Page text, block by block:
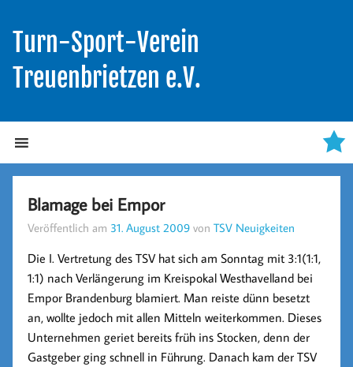
Turn-Sport-Verein
Treuenbrietzen e.V.
Blamage bei Empor
Veröffentlich am 31. August 2009 vonTSV Neuigkeiten
Die I. Vertretung des TSV hat sich am Sonntag mit 3:1(1:1,
1:1) nach Verlängerung im Kreispokal Westhavelland bei
Empor Brandenburg blamiert. Man reiste dünn besetzt
an, wollte jedoch mit allen Mitteln weiterkommen. Dieses
Unternehmen geriet bereits früh ins Stocken, denn der
Gastgeber ging schnell in Führung. Danach kam der TSV